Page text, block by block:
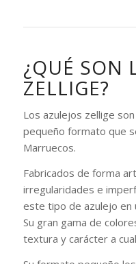
¿QUÉ SON
ZELLIGE?
Los azulejos zellige
pequeño formato que
Marruecos.
Fabricados de forma
irregularidades e
este tipo de azulejo en
Su gran gama de
textura y carácter a